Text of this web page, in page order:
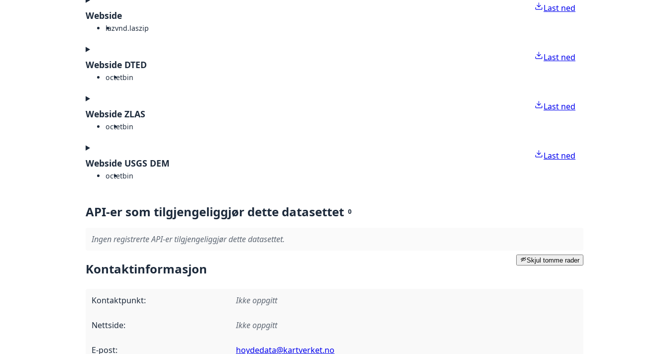
Webside
lazvnd.laszip
Last ned
Webside DTED
octetbin
Last ned
Webside ZLAS
octetbin
Last ned
Webside USGS DEM
octetbin
Last ned
API-er som tilgjengeliggjør dette datasettet 0
Ingen registrerte API-er tilgjengeliggjør dette datasettet.
Skjul tomme rader
Kontaktinformasjon
Kontaktpunkt: Ikke oppgitt
Nettside: Ikke oppgitt
E-post: hoydedata@kartverket.no